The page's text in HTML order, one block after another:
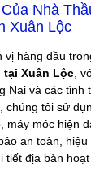
Nhà
Xuân Lộc
vị hàng đầu
Xuân Lộc ,
Nai và các tỉnh
chúng tôi sử
máy móc hiện
an toàn, hiệu
tiết địa bàn